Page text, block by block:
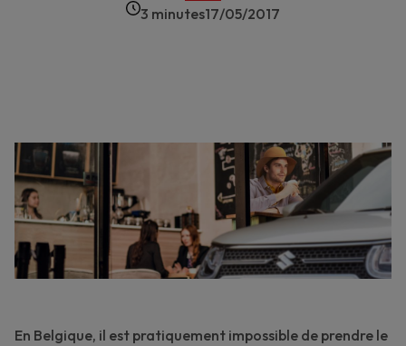
3 minutes17/05/2017
En Belgique, il est pratiquement impossible de prendre le